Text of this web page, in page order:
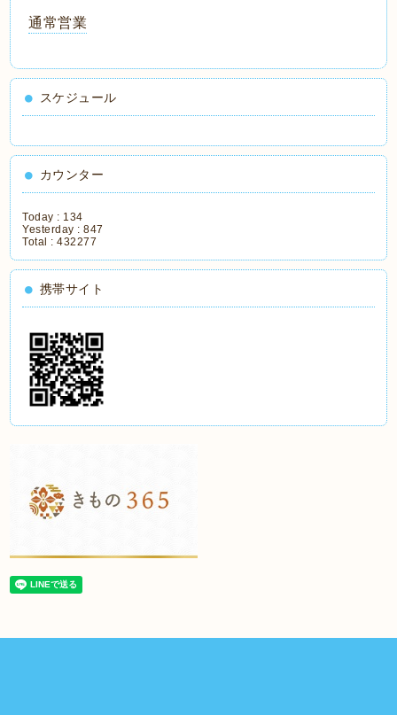
通常営業
スケジュール
カウンター
Today : 134
Yesterday :847
Total :432277
携帯サイト